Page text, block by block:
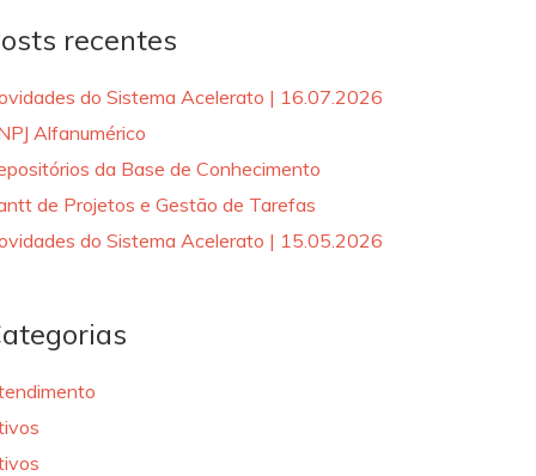
recentes
do Sistema Acelerato | 16.07.2026
Alfanumérico
da Base de Conhecimento
de Projetos e Gestão de Tarefas
do Sistema Acelerato | 15.05.2026